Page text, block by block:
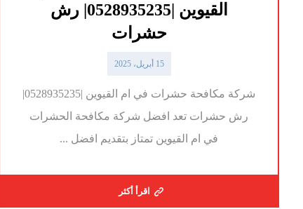
القيوين |0528935235| رش
حشرات
15 أبريل، 2025
شركة مكافحة حشرات في ام القيوين |0528935235|
رش حشرات تعد افضل شركة مكافحة الحشرات
في ام القيوين تمتاز بتقديم افضل ...
اقرأ أكثر